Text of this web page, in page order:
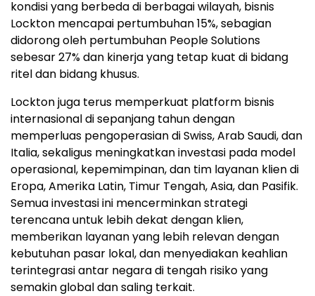
kondisi yang berbeda di berbagai wilayah, bisnis
Lockton mencapai pertumbuhan 15%, sebagian
didorong oleh pertumbuhan People Solutions
sebesar 27% dan kinerja yang tetap kuat di bidang
ritel dan bidang khusus.
Lockton juga terus memperkuat platform bisnis
internasional di sepanjang tahun dengan
memperluas pengoperasian di Swiss, Arab Saudi, dan
Italia, sekaligus meningkatkan investasi pada model
operasional, kepemimpinan, dan tim layanan klien di
Eropa, Amerika Latin, Timur Tengah, Asia, dan Pasifik.
Semua investasi ini mencerminkan strategi
terencana untuk lebih dekat dengan klien,
memberikan layanan yang lebih relevan dengan
kebutuhan pasar lokal, dan menyediakan keahlian
terintegrasi antar negara di tengah risiko yang
semakin global dan saling terkait.